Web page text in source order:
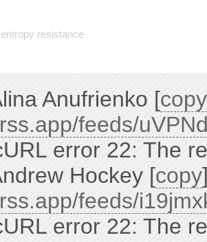
resistance
Anufrienko [copy
feeds/
error 22: The
Hockey [copy
feeds/
error 22: The